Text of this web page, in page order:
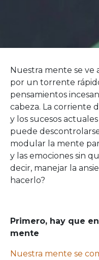
Nuestra mente se ve
por un torrente
pensamientos
cabeza. La corriente
y los sucesos
puede
modular la mente
y las emociones sin
decir, manejar la
hacerlo?
Primero, hay que
mente
Nuestra mente se